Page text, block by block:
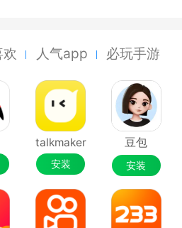
人气app 必玩手游
talkmaker
安装
豆包
安装